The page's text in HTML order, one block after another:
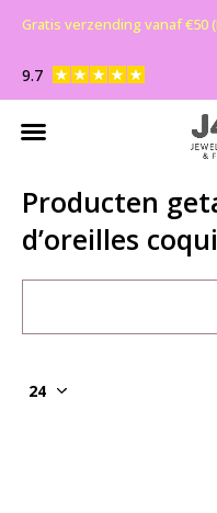
9.7
Gratis verzending vanaf €50
Producten
d’oreilles